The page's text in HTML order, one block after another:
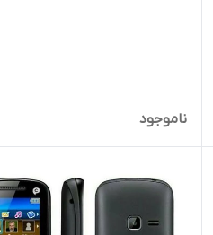
ناموجود